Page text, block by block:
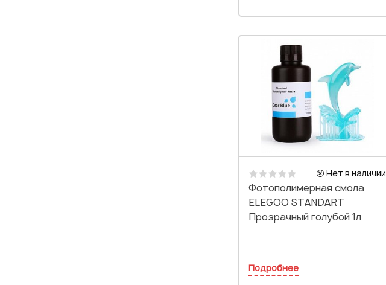
Нет в наличии
Фотополимерная смола
ELEGOO STANDART
Прозрачный голубой 1л
Подробнее